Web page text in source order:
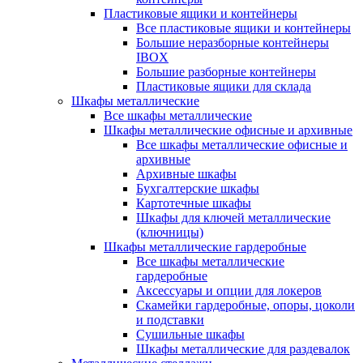
Пластиковые ящики и контейнеры
Все пластиковые ящики и контейнеры
Большие неразборные контейнеры
IBOX
Большие разборные контейнеры
Пластиковые ящики для склада
Шкафы металлические
Все шкафы металлические
Шкафы металлические офисные и архивные
Все шкафы металлические офисные и
архивные
Архивные шкафы
Бухгалтерские шкафы
Картотечные шкафы
Шкафы для ключей металлические
(ключницы)
Шкафы металлические гардеробные
Все шкафы металлические
гардеробные
Аксессуары и опции для локеров
Скамейки гардеробные, опоры, цоколи
и подставки
Сушильные шкафы
Шкафы металлические для раздевалок